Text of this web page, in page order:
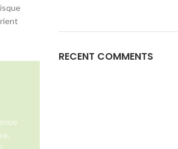
RECENT COMMENTS